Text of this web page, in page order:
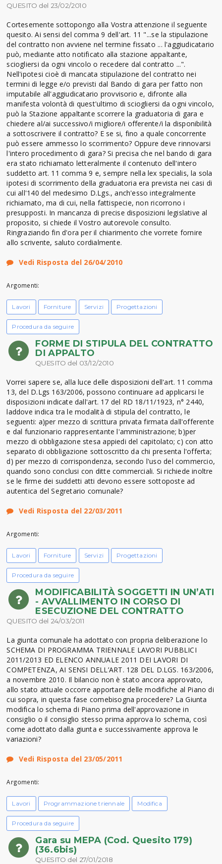
QUESITO del 23/02/2010
Cortesemente sottopongo alla Vostra attenzione il seguente
quesito. Ai sensi del comma 9 dell'art. 11 "...se la stipulazione
del contratto non avviene nel termine fissato ... l'aggiudicatario
può, mediante atto notificato alla stazione appaltante,
sciogliersi da ogni vincolo o recedere dal contratto ...".
Nell'ipotesi cioè di mancata stipulazione del contratto nei
termini di legge e/o previsti dal Bando di gara per fatto non
imputabile all'aggiudicatario provvisorio e, difronte alla
manifesta volontà di quest'ultimo di sciogliersi da ogni vincolo,
può la Stazione appaltante scorrere la graduatoria di gara e
chiedere al/ai successivo/i migliore/i offerente/i la disponibilità
a sottoscrivere il contratto? E se si, fino a quale concorrente
può essere ammesso lo scorrimento? Oppure deve rinnovarsi
l'intero procedimento di gara? Si precisa che nel bando di gara
era stato richiamato letteralmente il contenuto dell'intero
suddetto art. 11 comma 9 e, sempre nella lex specialis, la sola
ipotesi di scorrimento della graduatoria era prevista nei casi di
cui all'140 del medesimo D.Lgs., anch'esso integralmente
richiamato, ma di cui, nella fattispecie, non ricorrono i
presupposti. In mancanza di precise disposizioni legislative al
proposito, si chiede il Vostro autorevole consulto.
Ringraziando fin d'ora per il chiarimento che vorrete fornire
allo scrivente, saluto cordialmente.
Vedi Risposta del 26/04/2010
Argomenti:
Lavori Forniture Servizi Progettazioni
Procedura da seguire
FORME DI STIPULA DEL CONTRATTO
DI APPALTO
QUESITO del 03/12/2010
Vorrei sapere se, alla luce delle disposizioni dell'art. 11 comma
13, del D.Lgs 163/2006, possono continuare ad applicarsi le
disposizioni indicate dall'art. 17 del RD 18/11/1923, n° 2440,
laddove indica tra le modalità di stipula del contratto, le
seguenti: a)per mezzo di scrittura privata firmata dall'offerente
e dal funzionario rappresentante l'amministrazione; b)per
mezzo di obbligazione stesa appiedi del capitolato; c) con atto
separato di obbligazione sottoscritto da chi presenta l'offerta;
d) per mezzo di corrispondenza, secondo l'uso del commercio,
quando sono conclusi con ditte commerciali. Si richiede inoltre
se le firme dei suddetti atti devono essere sottoposte ad
autentica del Segretario comunale?
Vedi Risposta del 22/03/2011
Argomenti:
Lavori Forniture Servizi Progettazioni
Procedura da seguire
MODIFICABILITÀ SOGGETTI IN UN’ATI
- AVVALLIMENTO IN CORSO DI
ESECUZIONE DEL CONTRATTO
QUESITO del 24/03/2011
La giunta comunale ha adottato con propria deliberazione lo
SCHEMA DI PROGRAMMA TRIENNALE LAVORI PUBBLICI
2011/2013 ED ELENCO ANNUALE 2011 DEI LAVORI DI
COMPETENZA, AI SENSI DELL’ART. 128 DEL D.LGS. 163/2006,
a novembre 2010. Il bilancio non è stato ancora approvato,
allo stato attuale occorre apportare delle modifiche al Piano di
cui sopra, in questa fase comebisogna procedere? La Giunta
modifica lo schema di Piano prima dell'approvazione in
consiglio o il consiglio stesso prima approva lo schema, così
come adottato dalla giunta e successivamente approva le
variazioni?
Vedi Risposta del 23/05/2011
Argomenti:
Lavori Programmazione triennale Modifica
Procedura da seguire
Gara su MEPA (Cod. Quesito 179)
(36.6bis)
QUESITO del 27/01/2018